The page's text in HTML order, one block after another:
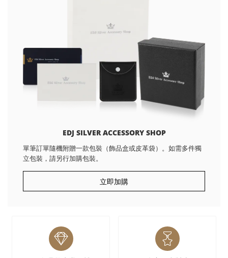
EDJ SILVER ACCESSORY SHOP
單筆訂單隨機附贈一款包裝（飾品盒或皮革袋）。如需多件獨
立包裝，請另行加購包裝。
立即加購